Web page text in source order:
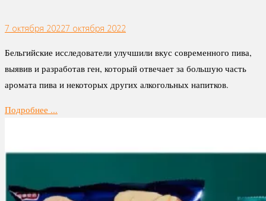
7 октября 20227 октября 2022
Бельгийские исследователи улучшили вкус современного пива,
выявив и разработав ген, который отвечает за большую часть
аромата пива и некоторых других алкогольных напитков.
Подробнее ...